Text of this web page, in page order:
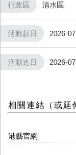
行政區 清水區
活動起日 2026-
活動迄日 2026-
相關連結（或延
港藝官網